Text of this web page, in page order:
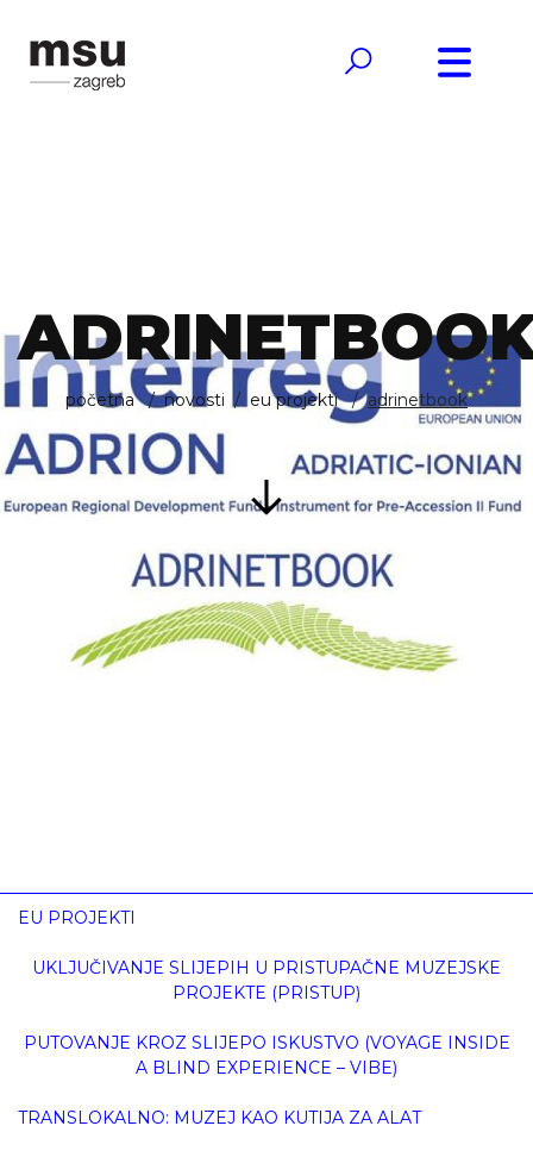
početna novosti eu projekti adrinetbook
EU PROJEKTI
UKLJUČIVANJE SLIJEPIH U PRISTUPAČNE MUZEJSKE
PROJEKTE (PRISTUP)
PUTOVANJE KROZ SLIJEPO ISKUSTVO (VOYAGE INSIDE
A BLIND EXPERIENCE – VIBE)
TRANSLOKALNO: MUZEJ KAO KUTIJA ZA ALAT